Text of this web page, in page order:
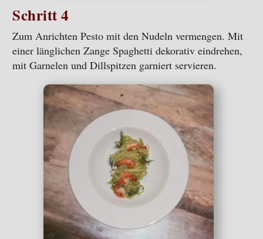
Schritt 4
Zum Anrichten Pesto mit den Nudeln vermengen. Mit
einer länglichen Zange Spaghetti dekorativ eindrehen,
mit Garnelen und Dillspitzen garniert servieren.